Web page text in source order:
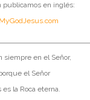
publicamos en inglés:
siempre en el Señor,
el Señor
es la Roca eterna.